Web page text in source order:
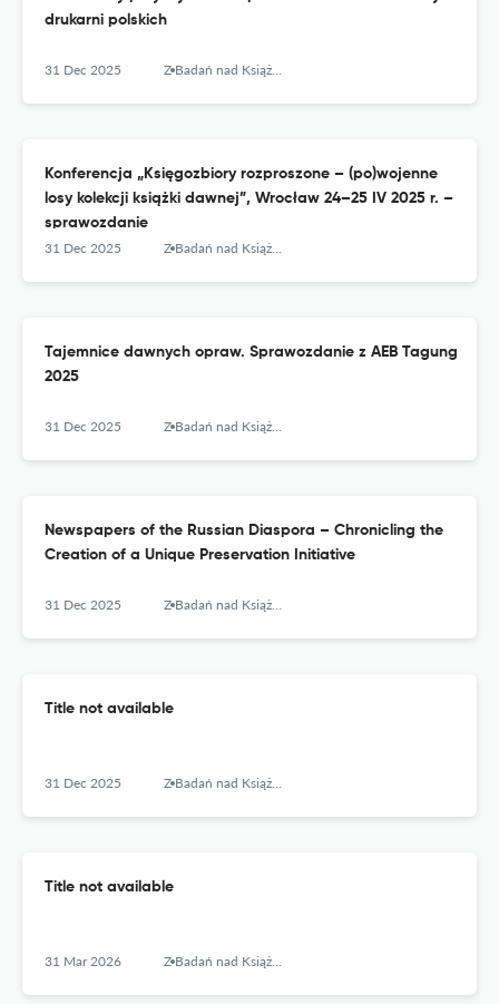
drukarni polskich
31 Dec 2025 Z Badań nad Książką i Księgozbiorami Historycznymi
Konferencja „Księgozbiory rozproszone – (po)wojenne
losy kolekcji książki dawnej”, Wrocław 24–25 IV 2025 r. –
sprawozdanie
31 Dec 2025 Z Badań nad Książką i Księgozbiorami Historycznymi
Tajemnice dawnych opraw. Sprawozdanie z AEB Tagung
2025
31 Dec 2025 Z Badań nad Książką i Księgozbiorami Historycznymi
Newspapers of the Russian Diaspora – Chronicling the
Creation of a Unique Preservation Initiative
31 Dec 2025 Z Badań nad Książką i Księgozbiorami Historycznymi
Title not available
31 Dec 2025 Z Badań nad Książką i Księgozbiorami Historycznymi
Title not available
31 Mar 2026 Z Badań nad Książką i Księgozbiorami Historycznymi